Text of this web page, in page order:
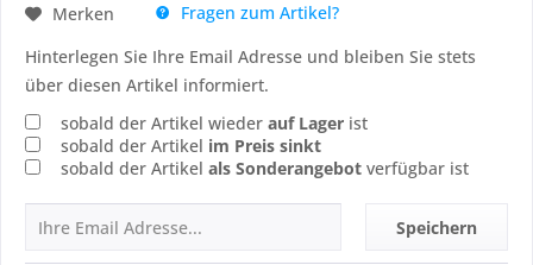
Merken
Fragen zum Artikel?
Hinterlegen Sie Ihre Email Adresse und bleiben Sie stets
über diesen Artikel informiert.
sobald der Artikel wieder auf Lager ist
sobald der Artikel im Preis sinkt
sobald der Artikel als Sonderangebot verfügbar ist
Speichern